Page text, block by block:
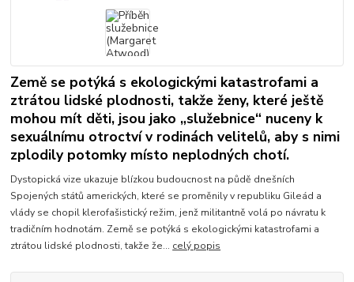
Země se potýká s ekologickými katastrofami a
ztrátou lidské plodnosti, takže ženy, které ještě
mohou mít děti, jsou jako „služebnice“ nuceny k
sexuálnímu otroctví v rodinách velitelů, aby s nimi
zplodily potomky místo neplodných chotí.
Dystopická vize ukazuje blízkou budoucnost na půdě dnešních
Spojených států amerických, které se proměnily v republiku Gileád a
vlády se chopil klerofašistický režim, jenž militantně volá po návratu k
tradičním hodnotám. Země se potýká s ekologickými katastrofami a
ztrátou lidské plodnosti, takže že... celý popis